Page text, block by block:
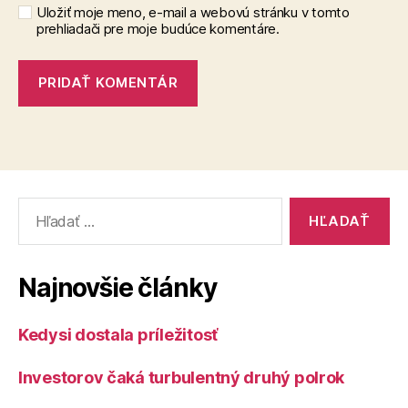
Uložiť moje meno, e-mail a webovú stránku v tomto
prehliadači pre moje budúce komentáre.
Najnovšie články
Kedysi dostala príležitosť
Investorov čaká turbulentný druhý polrok